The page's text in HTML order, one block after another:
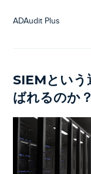
ADAudit Plus
SIEMという
ばれるのか？